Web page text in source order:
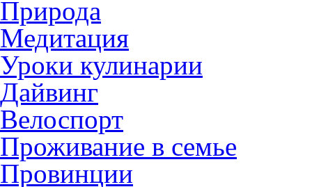
Природа
Медитация
Уроки кулинарии
Дайвинг
Велоспорт
Проживание в семье
Провинции